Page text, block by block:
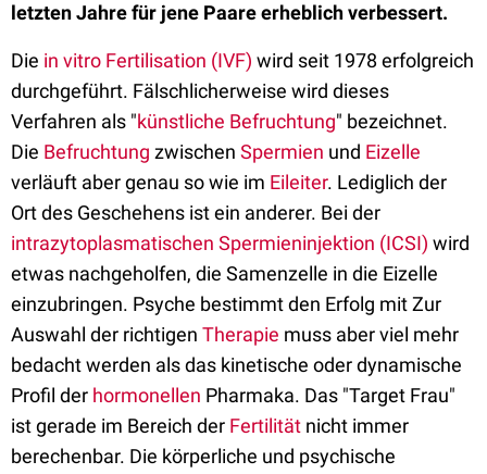
letzten Jahre für jene Paare erheblich verbessert.
Die in vitro Fertilisation (IVF) wird seit 1978 erfolgreich
durchgeführt. Fälschlicherweise wird dieses
Verfahren als "künstliche Befruchtung" bezeichnet.
Die Befruchtung zwischen Spermien und Eizelle
verläuft aber genau so wie im Eileiter. Lediglich der
Ort des Geschehens ist ein anderer. Bei der
intrazytoplasmatischen Spermieninjektion (ICSI) wird
etwas nachgeholfen, die Samenzelle in die Eizelle
einzubringen. Psyche bestimmt den Erfolg mit Zur
Auswahl der richtigen Therapie muss aber viel mehr
bedacht werden als das kinetische oder dynamische
Profil der hormonellen Pharmaka. Das "Target Frau"
ist gerade im Bereich der Fertilität nicht immer
berechenbar. Die körperliche und psychische